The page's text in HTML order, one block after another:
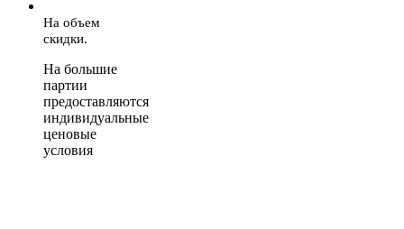
На объем
скидки.
На большие
партии
предоставляются
индивидуальные
ценовые
условия